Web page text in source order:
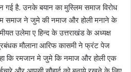
गई है. उनके बयान का मुस्लिम समाज विरोध
समाज ने जुमे की नमाज और होली मनाने के
उलेमा ए हिन्द के उत्तराखंड के अध्यक्ष
मौलाना आरिफ कासमी ने फ्रंट पेज
कि रमजान मे जुमे कि नमाज और होली एक